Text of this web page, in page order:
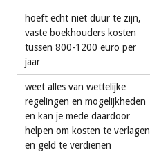
hoeft echt niet duur te zijn,
vaste boekhouders kosten
tussen 800-1200 euro per
jaar
weet alles van wettelijke
regelingen en mogelijkheden
en kan je mede daardoor
helpen om kosten te verlagen
en geld te verdienen